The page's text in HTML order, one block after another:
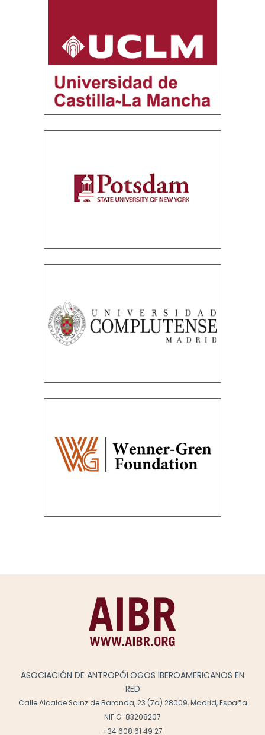
ASOCIACIÓN DE ANTROPÓLOGOS IBEROAMERICANOS EN
RED
Calle Alcalde Sainz de Baranda, 23 (7a) 28009, Madrid, España
NIF.G-83208207
+34 608 61 49 27